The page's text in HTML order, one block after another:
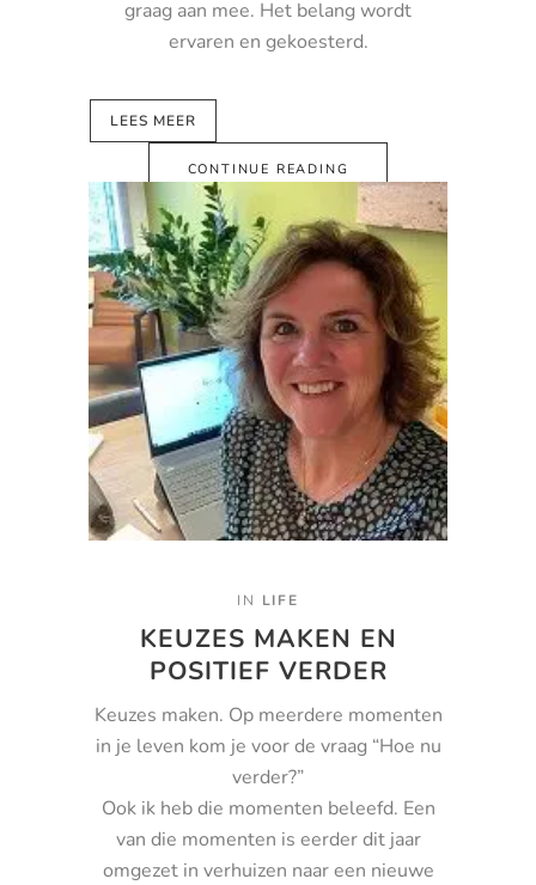
graag aan mee. Het belang wordt
ervaren en gekoesterd.
LEES MEER
CONTINUE READING
IN LIFE
KEUZES MAKEN EN
POSITIEF VERDER
Keuzes maken. Op meerdere momenten
in je leven kom je voor de vraag “Hoe nu
verder?”
Ook ik heb die momenten beleefd. Een
van die momenten is eerder dit jaar
omgezet in verhuizen naar een nieuwe